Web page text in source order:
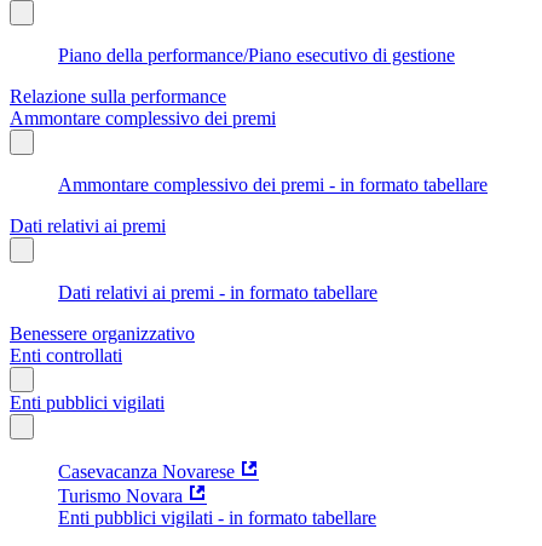
Piano della performance/Piano esecutivo di gestione
Relazione sulla performance
Ammontare complessivo dei premi
Ammontare complessivo dei premi - in formato tabellare
Dati relativi ai premi
Dati relativi ai premi - in formato tabellare
Benessere organizzativo
Enti controllati
Enti pubblici vigilati
Casevacanza Novarese
Turismo Novara
Enti pubblici vigilati - in formato tabellare